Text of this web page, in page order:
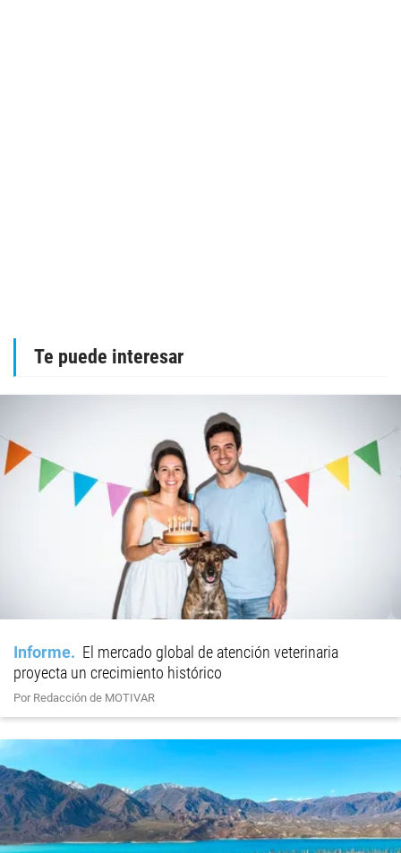
Te puede interesar
Informe
El mercado global de atención veterinaria
proyecta un crecimiento histórico
Por Redacción de MOTIVAR